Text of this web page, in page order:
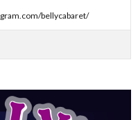
bellycabaret/